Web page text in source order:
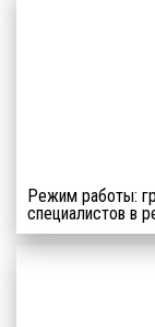
Режим работы:
специалистов в